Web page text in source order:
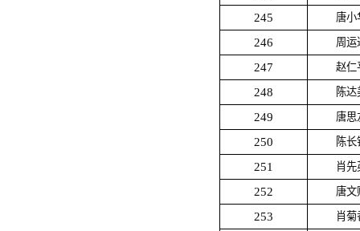
245 唐小
246 周运
247 赵仁
248 陈达
249 唐思
250 陈长
251 肖先
252 唐文
253 肖菊